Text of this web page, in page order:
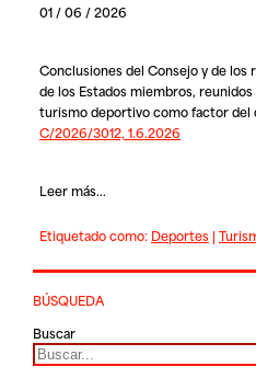
01 / 06 / 2026
Conclusiones del Consejo y de
de los Estados miembros,
turismo deportivo como factor del
C/2026/3012, 1.6.2026
Leer más...
Etiquetado como: Deportes|
BÚSQUEDA
Buscar